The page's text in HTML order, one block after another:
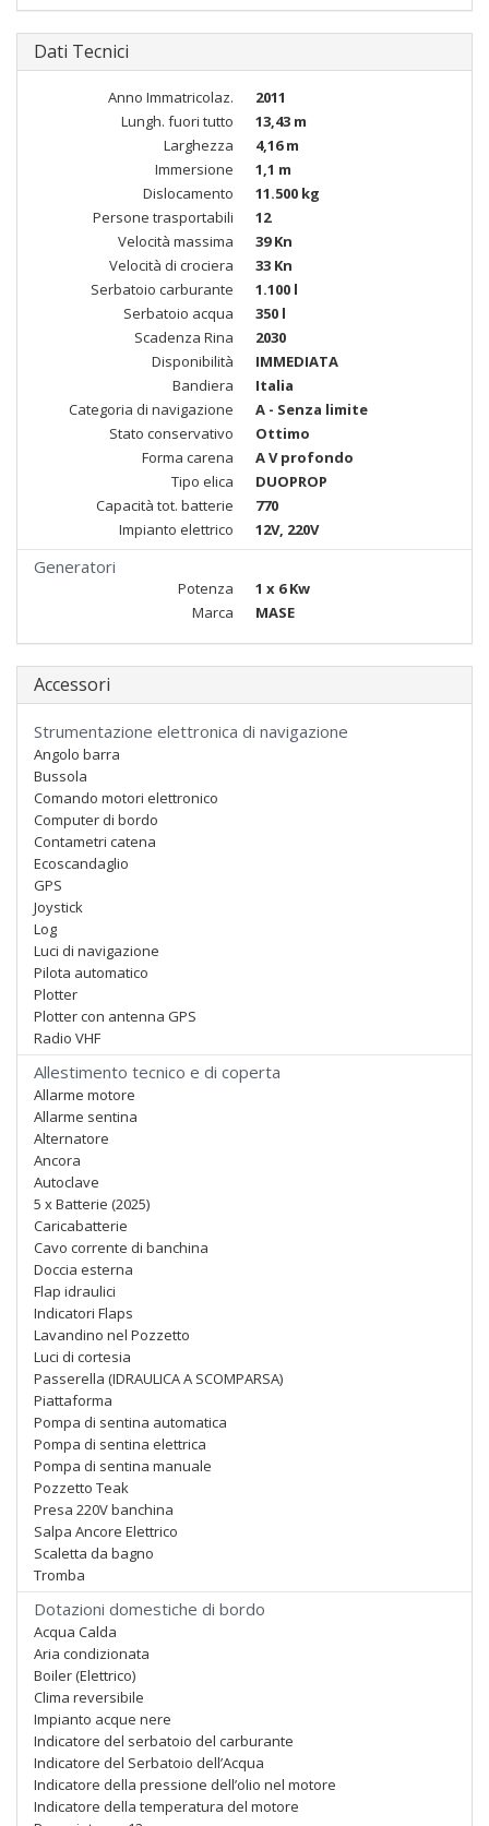
Dati Tecnici
Anno Immatricolaz.
2011
Lungh. fuori tutto
13,43 m
Larghezza
4,16 m
Immersione
1,1 m
Dislocamento
11.500 kg
Persone trasportabili
12
Velocità massima
39 Kn
Velocità di crociera
33 Kn
Serbatoio carburante
1.100 l
Serbatoio acqua
350 l
Scadenza Rina
2030
Disponibilità
IMMEDIATA
Bandiera
Italia
Categoria di navigazione
A - Senza limite
Stato conservativo
Ottimo
Forma carena
A V profondo
Tipo elica
DUOPROP
Capacità tot. batterie
770
Impianto elettrico
12V, 220V
Generatori
Potenza
1 x 6 Kw
Marca
MASE
Accessori
Strumentazione elettronica di navigazione
Angolo barra
Bussola
Comando motori elettronico
Computer di bordo
Contametri catena
Ecoscandaglio
GPS
Joystick
Log
Luci di navigazione
Pilota automatico
Plotter
Plotter con antenna GPS
Radio VHF
Allestimento tecnico e di coperta
Allarme motore
Allarme sentina
Alternatore
Ancora
Autoclave
5 x Batterie (2025)
Caricabatterie
Cavo corrente di banchina
Doccia esterna
Flap idraulici
Indicatori Flaps
Lavandino nel Pozzetto
Luci di cortesia
Passerella (IDRAULICA A SCOMPARSA)
Piattaforma
Pompa di sentina automatica
Pompa di sentina elettrica
Pompa di sentina manuale
Pozzetto Teak
Presa 220V banchina
Salpa Ancore Elettrico
Scaletta da bagno
Tromba
Dotazioni domestiche di bordo
Acqua Calda
Aria condizionata
Boiler (Elettrico)
Clima reversibile
Impianto acque nere
Indicatore del serbatoio del carburante
Indicatore del Serbatoio dell’Acqua
Indicatore della pressione dell’olio nel motore
Indicatore della temperatura del motore